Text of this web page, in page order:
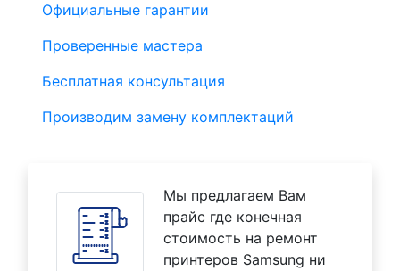
Официальные гарантии
Проверенные мастера
Бесплатная консультация
Производим замену комплектаций
Мы предлагаем Вам
прайс где конечная
стоимость на ремонт
принтеров Samsung ни